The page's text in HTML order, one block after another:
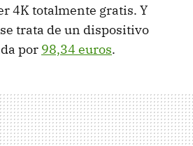
4K totalmente gratis. Y
trata de un dispositivo
por 98,34 euros.